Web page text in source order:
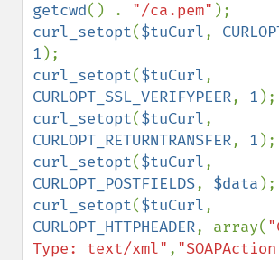
getcwd() . "/ca.pem"
curl_setopt($tuCurl,
1
curl_setopt($tuCurl
CURLOPT_SSL_VERIFYPEER, 1
curl_setopt($tuCurl
CURLOPT_RETURNTRANSFER, 1
curl_setopt($tuCurl
CURLOPT_POSTFIELDS, $data
curl_setopt($tuCurl
CURLOPT_HTTPHEADER, array(
Type: text/xml" ,